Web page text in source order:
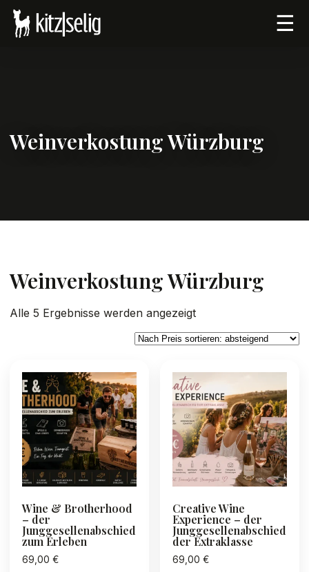
☰
Weinverkostung Würzburg
Weinverkostung Würzburg
Alle 5 Ergebnisse werden angezeigtNach
Preis
sortiert:
Wine & Brotherhood
– der
Junggesellenabschied
zum Erleben
69,00 €
Creative Wine
Experience – der
Junggesellenabschied
der Extraklasse
69,00€